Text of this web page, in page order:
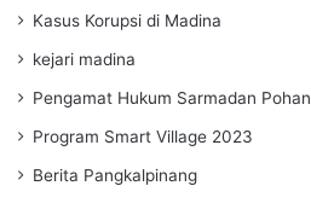
Kasus Korupsi di Madina
kejari madina
Pengamat Hukum Sarmadan Pohan
Program Smart Village 2023
Berita Pangkalpinang